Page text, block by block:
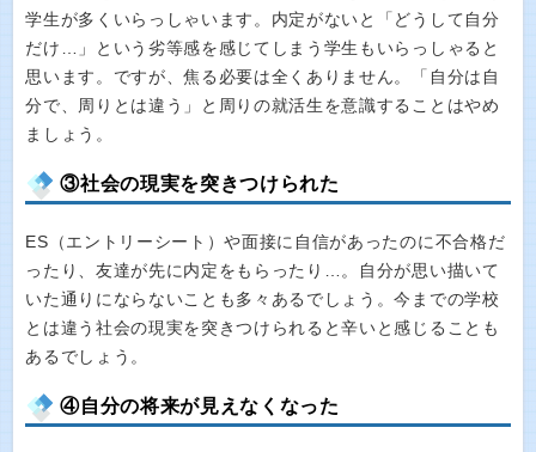
学生が多くいらっしゃいます。内定がないと「どうして自分
だけ…」という劣等感を感じてしまう学生もいらっしゃると
思います。ですが、焦る必要は全くありません。「自分は自
分で、周りとは違う」と周りの就活生を意識することはやめ
ましょう。
③社会の現実を突きつけられた
ES（エントリーシート）や面接に自信があったのに不合格だ
ったり、友達が先に内定をもらったり…。自分が思い描いて
いた通りにならないことも多々あるでしょう。今までの学校
とは違う社会の現実を突きつけられると辛いと感じることも
あるでしょう。
④自分の将来が見えなくなった